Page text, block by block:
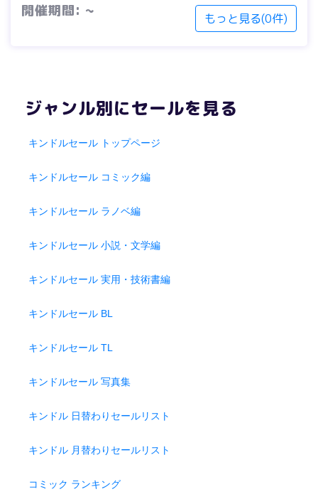
開催期間: ~ もっと見る(0件)
ジャンル別にセールを見る
キンドルセール トップページ
キンドルセール コミック編
キンドルセール ラノベ編
キンドルセール 小説・文学編
キンドルセール 実用・技術書編
キンドルセール BL
キンドルセール TL
キンドルセール 写真集
キンドル 日替わりセールリスト
キンドル 月替わりセールリスト
コミック ランキング